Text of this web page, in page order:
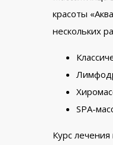
красоты
нескольких
SPA-
Курс